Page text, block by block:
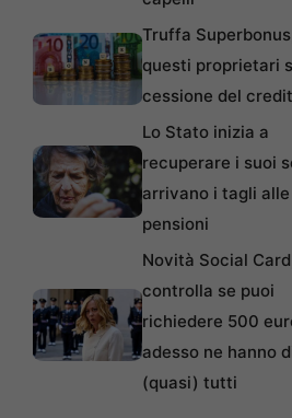
Truffa
questi proprietari
cessione del
Lo Stato inizia a
recuperare i suoi
arrivano i tagli alle
pensioni
Novità Social
controlla se puoi
richiedere 500
adesso ne hanno
(quasi) tutti